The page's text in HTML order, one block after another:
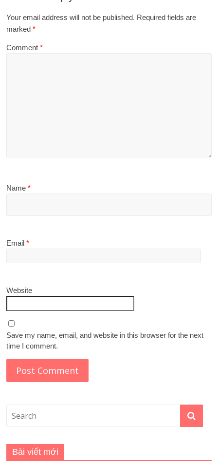
Your email address will not be published. Required fields are
marked*
Comment*
Name*
Email*
Website
Save my name, email, and website in this browser for the next
time I comment.
Bài viết mới